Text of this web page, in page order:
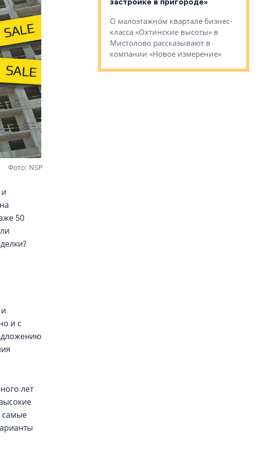
Фото: NSP
50
и с
лет
самые
и корпоративной
рассказывает
STAVNI Александр
застройке в пригороде»
О малоэтажном квартале бизнес-
класса «Охтинские высоты» в
Мистолово рассказывают в
компании «Новое измерение»